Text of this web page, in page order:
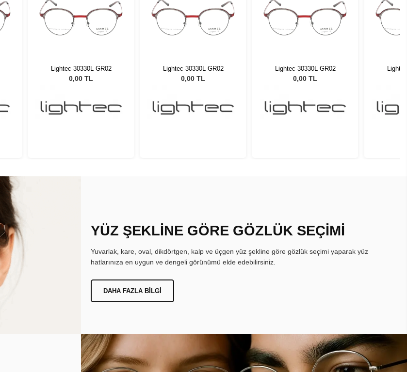
Lightec 30330L GR02
0,00 TL
Lightec 30330L GR02
0,00 TL
Lightec 30330L GR02
0,00 TL
YÜZ ŞEKLİNE GÖRE GÖZLÜK SEÇİMİ
Yuvarlak, kare, oval, dikdörtgen, kalp ve üçgen yüz şekline göre gözlük seçimi yaparak yüz
hatlarınıza en uygun ve dengeli görünümü elde edebilirsiniz.
DAHA FAZLA BILGI